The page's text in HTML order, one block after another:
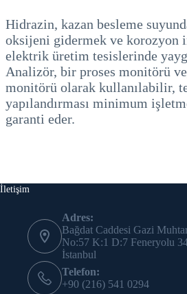
Hidrazin, kazan besleme
oksijeni gidermek ve korozyon
elektrik üretim tesislerinde
Analizör, bir proses monitörü
monitörü olarak kullanılabilir,
yapılandırması minimum
garanti eder.
İletişim
Adres:
Bağdat Caddesi Gazi
No:57 K:1 D:7 Feneryolu
İstanbul
Telefon:
+90 (216) 541 0294